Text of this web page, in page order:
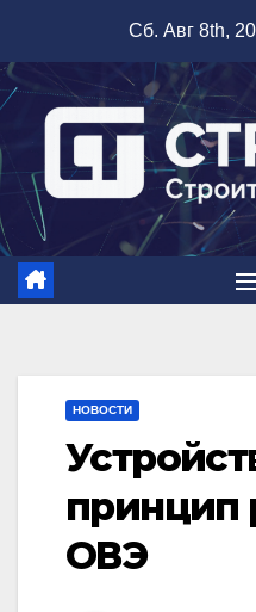
содержимому
Сб. Авг 8th,
НОВОСТИ
принцип
ОВЭ